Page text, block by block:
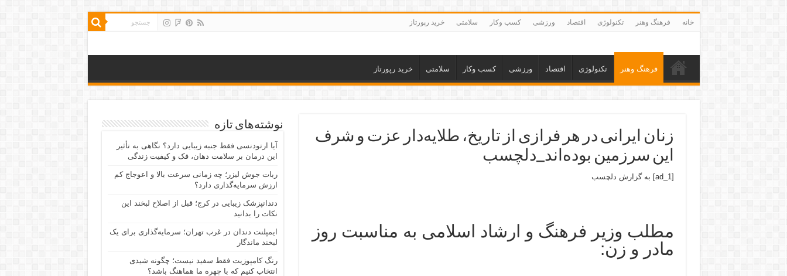
خانه فرهنگ وهنر تکنولوژی اقتصاد ورزشی کسب وکار سلامتی خرید رپورتاز
فرهنگ وهنر تکنولوژی اقتصاد ورزشی کسب وکار سلامتی خرید رپورتاز
زنان ایرانی در هر فرازی از تاریخ، طلایه‌دار عزت و شرف
این سرزمین بوده‌اند_دلچسب
[ad_1] به گزارش دلچسب
مطلب وزیر فرهنگ و ارشاد اسلامی به مناسبت روز
مادر و زن:
نوشته‌های تازه
آیا ارتودنسی فقط جنبه زیبایی دارد؟ نگاهی به تأثیر
این درمان بر سلامت دهان، فک و کیفیت زندگی
ربات جوش لیزر؛ چه زمانی سرعت بالا و اعوجاج کم
ارزش سرمایه‌گذاری دارد؟
دندانپزشک زیبایی در کرج؛ قبل از اصلاح لبخند این
نکات را بدانید
ایمپلنت دندان در غرب تهران؛ سرمایه‌گذاری برای یک
لبخند ماندگار
رنگ کامپوزیت فقط سفید نیست؛ چگونه شیدی
انتخاب کنیم که با چهره ما هماهنگ باشد؟